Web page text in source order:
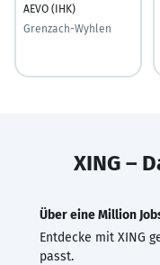
AEVO (IHK)
Grenzach-Wyhlen
XING –
Über eine Million
Entdecke mit XING
passt.